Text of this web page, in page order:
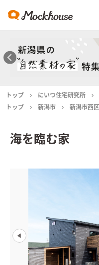
トップ にいつ住宅研究所
トップ
新潟市 新潟市西区
海を臨む家